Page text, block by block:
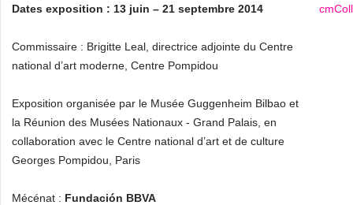
Dates exposition : 13 juin – 21 septembre 2014
Commissaire : Brigitte Leal, directrice adjointe du Centre
national d’art moderne, Centre Pompidou
Exposition organisée par le Musée Guggenheim Bilbao et
la Réunion des Musées Nationaux - Grand Palais, en
collaboration avec le Centre national d’art et de culture
Georges Pompidou, Paris
Mécénat : Fundación BBVA